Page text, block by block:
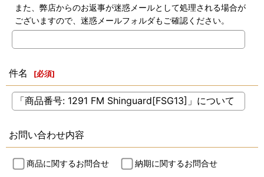
また、弊店からのお返事が迷惑メールとして処理される場合が
ございますので、迷惑メールフォルダもご確認ください。
件名 [必須]
お問い合わせ内容
商品に関するお問合せ
納期に関するお問合せ